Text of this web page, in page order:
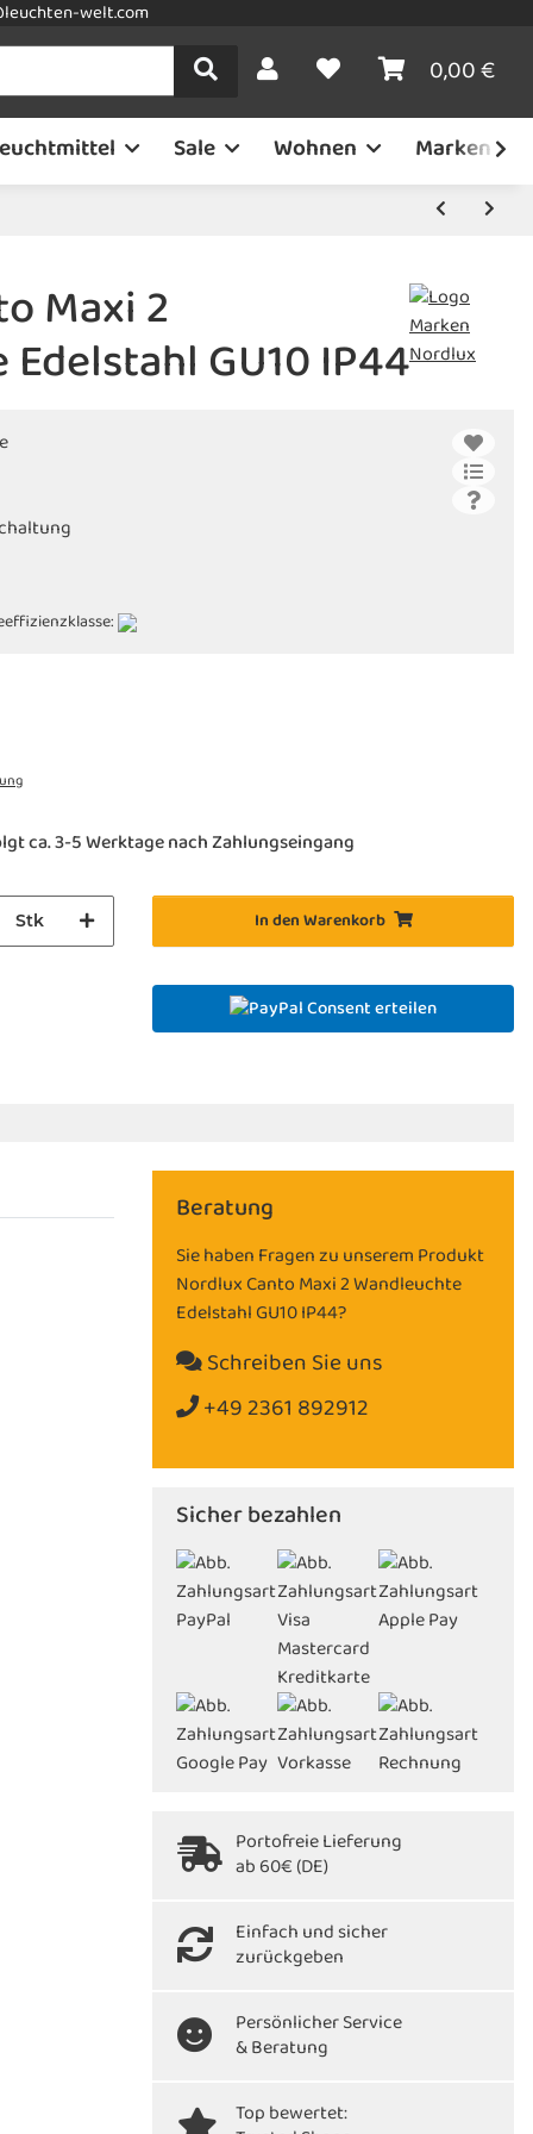
welt.com
0,00 €
Sale Wohnen Marken
Maxi 2
GU10 IP44
ca. 3-5 Werktage nach Zahlungseingang
Stk In den Warenkorb
Consent erteilen
Beratung
Sie haben Fragen zu unserem Produkt
Nordlux Canto Maxi 2 Wandleuchte
Edelstahl GU10 IP44?
Schreiben Sie uns
+49 2361 892912
Sicher bezahlen
Portofreie Lieferung
ab 60€ (DE)
Einfach und sicher
zurückgeben
Persönlicher Service
& Beratung
Top bewertet: